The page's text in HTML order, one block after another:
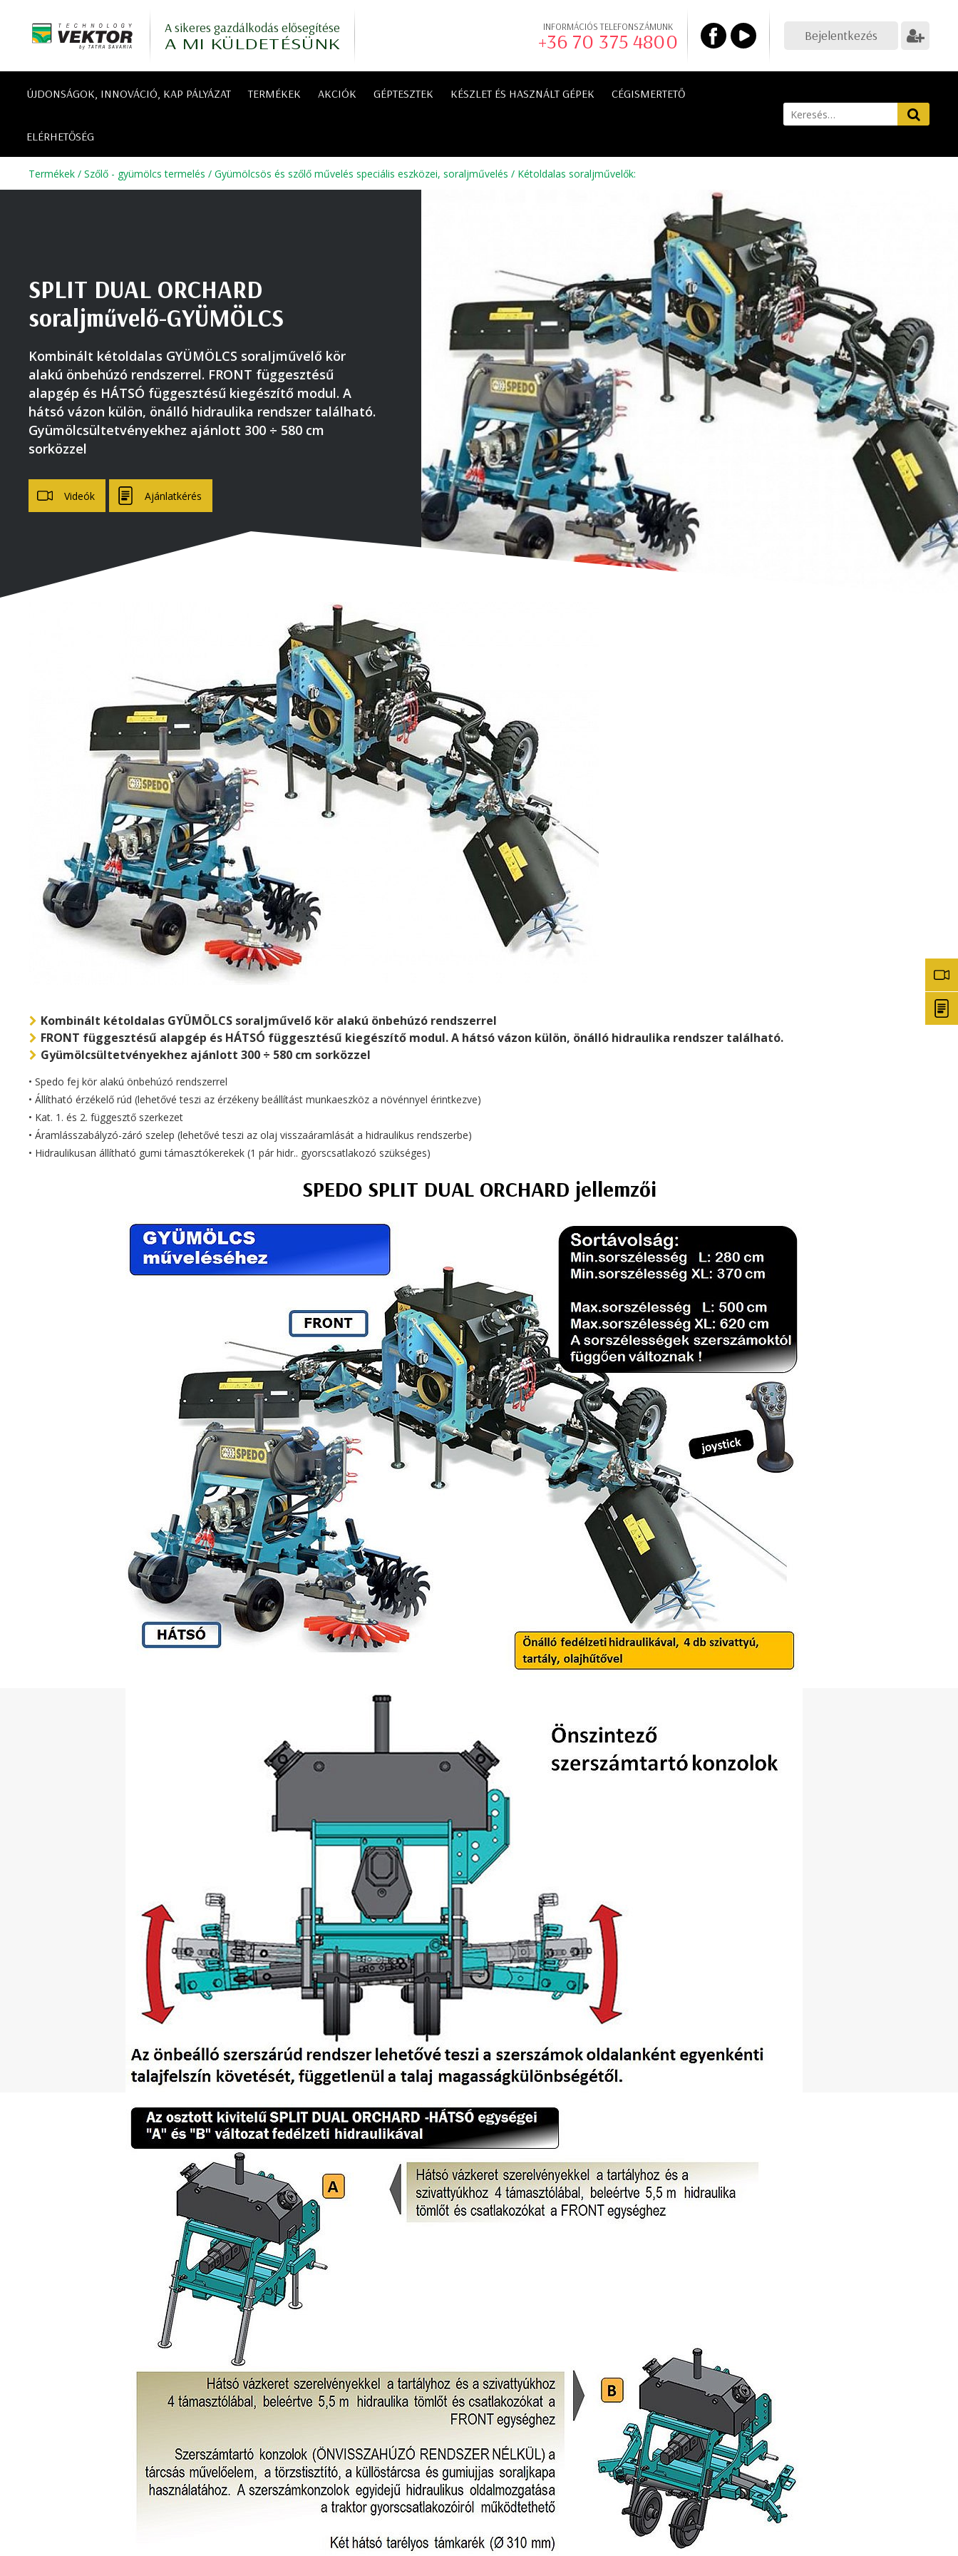
A sikeres gazdálkodás elősegítése
A MI KÜLDETÉSÜNK
INFORMÁCIÓS TELEFONSZÁMUNK
+36 70 375 4800 Bejelentkezés
ÚJDONSÁGOK, INNOVÁCIÓ, KAP PÁLYÁZAT TERMÉKEK AKCIÓK GÉPTESZTEK KÉSZLET ÉS HASZNÁLT GÉPEK CÉGISMERTETŐ
ELÉRHETŐSÉG
Termékek / Szőlő - gyümölcs termelés / Gyümölcsös és szőlő művelés speciális eszközei, soraljművelés / Kétoldalas soraljművelők:
SPLIT DUAL ORCHARD
soraljművelő-GYÜMÖLCS
Kombinált kétoldalas GYÜMÖLCS soraljművelő kör
alakú önbehúzó rendszerrel. FRONT függesztésű
alapgép és HÁTSÓ függesztésű kiegészítő modul. A
hátsó vázon külön, önálló hidraulika rendszer található.
Gyümölcsültetvényekhez ajánlott 300 ÷ 580 cm
sorközzel
Videók Ajánlatkérés
Kombinált kétoldalas GYÜMÖLCS soraljművelő kör alakú önbehúzó rendszerrel
FRONT függesztésű alapgép és HÁTSÓ függesztésű kiegészítő modul. A hátsó vázon külön, önálló hidraulika rendszer található.
Gyümölcsültetvényekhez ajánlott 300 ÷ 580 cm sorközzel
• Spedo fej kör alakú önbehúzó rendszerrel
• Állítható érzékelő rúd (lehetővé teszi az érzékeny beállítást munkaeszköz a növénnyel érintkezve)
• Kat. 1. és 2. függesztő szerkezet
• Áramlásszabályzó-záró szelep (lehetővé teszi az olaj visszaáramlását a hidraulikus rendszerbe)
• Hidraulikusan állítható gumi támasztókerekek (1 pár hidr.. gyorscsatlakozó szükséges)
SPEDO SPLIT DUAL ORCHARD jellemzői